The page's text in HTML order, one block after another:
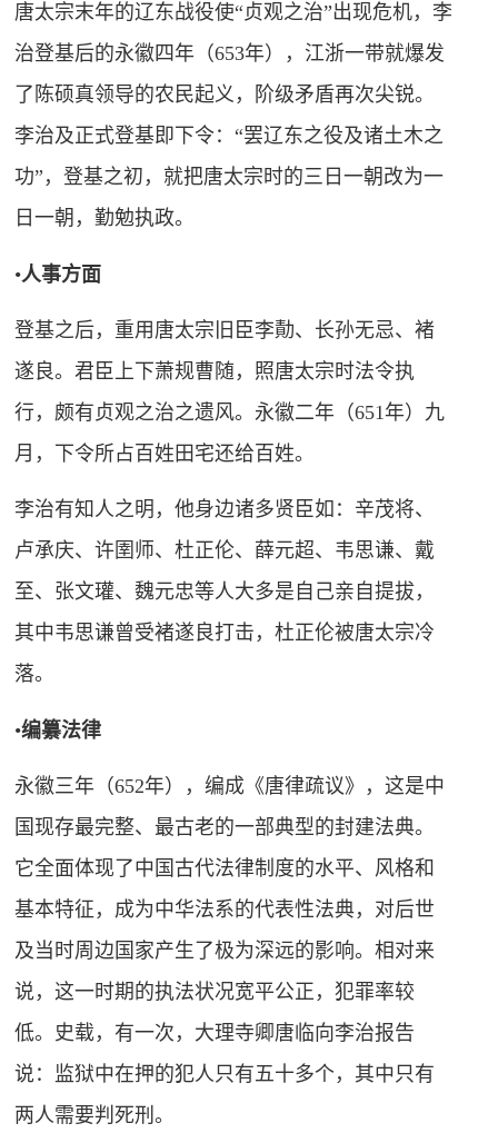
唐太宗末年的辽东战役使“贞观之治”出现危机，李
治登基后的永徽四年（653年），江浙一带就爆发
了陈硕真领导的农民起义，阶级矛盾再次尖锐。
李治及正式登基即下令：“罢辽东之役及诸土木之
功”，登基之初，就把唐太宗时的三日一朝改为一
日一朝，勤勉执政。
•人事方面
登基之后，重用唐太宗旧臣李勣、长孙无忌、褚
遂良。君臣上下萧规曹随，照唐太宗时法令执
行，颇有贞观之治之遗风。永徽二年（651年）九
月，下令所占百姓田宅还给百姓。
李治有知人之明，他身边诸多贤臣如：辛茂将、
卢承庆、许圉师、杜正伦、薛元超、韦思谦、戴
至、张文瓘、魏元忠等人大多是自己亲自提拔，
其中韦思谦曾受褚遂良打击，杜正伦被唐太宗冷
落。
•编纂法律
永徽三年（652年），编成《唐律疏议》，这是中
国现存最完整、最古老的一部典型的封建法典。
它全面体现了中国古代法律制度的水平、风格和
基本特征，成为中华法系的代表性法典，对后世
及当时周边国家产生了极为深远的影响。相对来
说，这一时期的执法状况宽平公正，犯罪率较
低。史载，有一次，大理寺卿唐临向李治报告
说：监狱中在押的犯人只有五十多个，其中只有
两人需要判死刑。